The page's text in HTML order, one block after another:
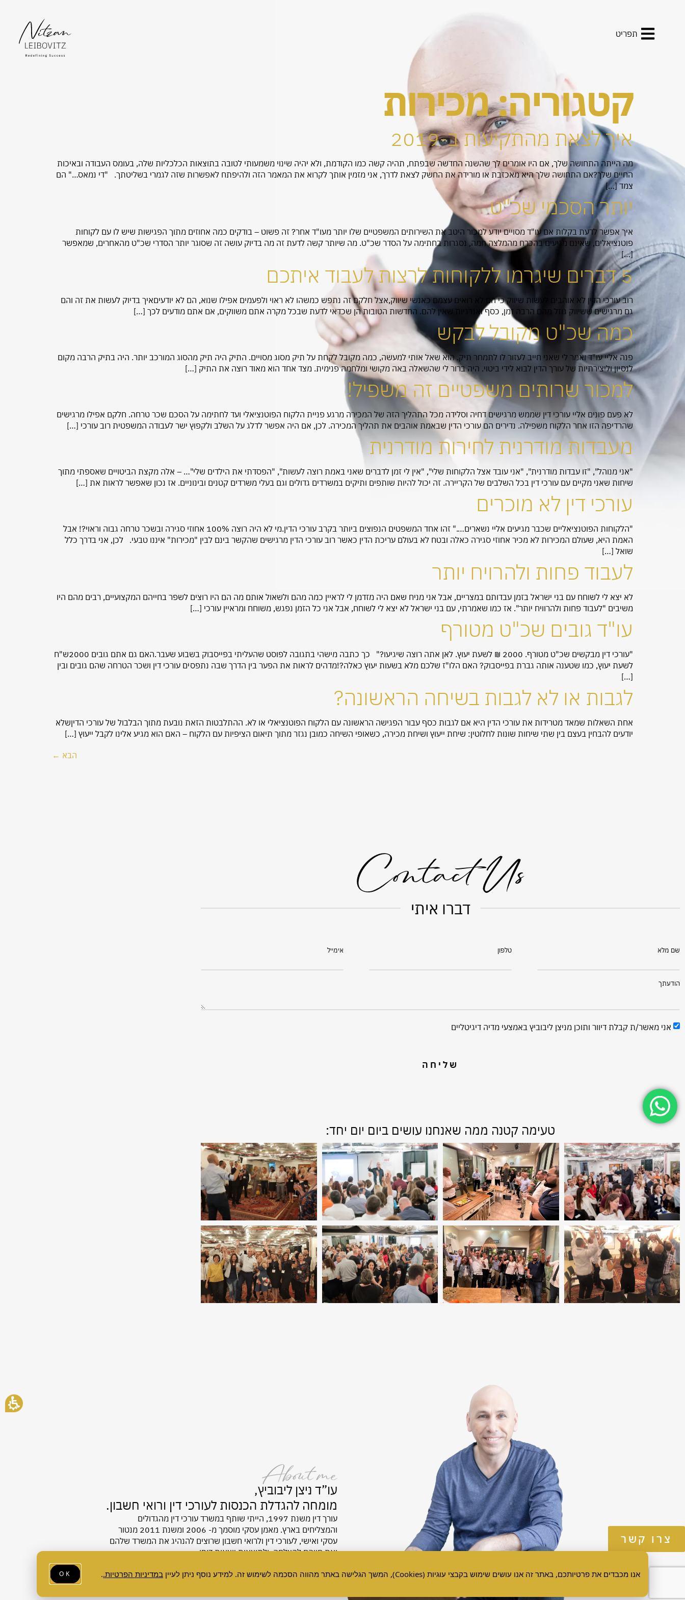
תפריט
צרו קשר
קטגוריה:מכירות
איך לצאת מהתקיעות ב-2019
מה הייתה התחושה שלך, אם היו אומרים לך שהשנה החדשה שבפתח, תהיה קשה כמו הקודמת, ולא יהיה שינוי משמעותי לטובה בתוצאות הכלכליות שלה, בעומס העבודה ובאיכות
החיים שלך?אם התחושה שלך היא מאכזבת או מורידה את החשק לצאת לדרך, אני מזמין אותך לקרוא את המאמר הזה ולהיפתח לאפשרות שזה לגמרי בשליטתך. "די נמאס…" הם
צמד […]
יותר הסכמי שכ"ט
איך אפשר לדעת בקלות אם עו"ד מסויים יודע למכור היטב את השירותים המשפטיים שלו יותר מעו"ד אחר? זה פשוט – בודקים כמה אחוזים מתוך הפגישות שיש לו עם לקוחות
פוטנציאלים, שאינם מגיעים בהכרח מהמלצה חמה, נסגרות בחתימה על הסדר שכ"ט. מה שיותר קשה לדעת זה מה בדיוק עושה זה שסוגר יותר הסדרי שכ"ט מהאחרים, שמאפשר
[…]
5 דברים שיגרמו ללקוחות לרצות לעבוד איתכם
רוב עורכי הדין לא אוהבים לעשות שיווק כי הם לא רואים עצמם כאנשי שיווק,אצל חלקם זה נתפש כמשהו לא ראוי ולפעמים אפילו שנוא, הם לא יודעיםאיך בדיוק לעשות את זה והם
גם מרגישים ששיווק גוזל מהם הרבה זמן, כסף ואנרגיות שאין להם. החדשות הטובות הן שכדאי לדעת שבכל מקרה אתם משווקים, אם אתם מודעים לכך […]
כמה שכ"ט מקובל לבקש
פנה אליי עו"ד ואמר לי שאני חייב לעזור לו לתמחר תיק. הוא שאל אותי למעשה, כמה מקובל לקחת על תיק מסוג מסויים. התיק היה תיק מהסוג המורכב יותר. היה בתיק הרבה מקום
לנסיון וליצירתיות של עורך הדין לבוא לידי ביטוי. היה ברור לי שהשאלה באה מקושי ומלחמה פנימית. מצד אחד הוא מאוד רוצה את התיק […]
למכור שרותים משפטיים זה משפיל!
לא פעם פונים אליי עורכי דין שממש מרגישים דחיה וסלידה מכל התהליך הזה של המכירה מרגע פניית הלקוח הפוטנציאלי ועד לחתימה על הסכם שכר טרחה. חלקם אפילו מרגישים
שהרדיפה הזו אחר הלקוח משפילה. נדירים הם עורכי הדין שבאמת אוהבים את תהליך המכירה. לכן, אם היה אפשר לדלג על השלב ולקפוץ ישר לעבודה המשפטית רוב עורכי […]
מעבדות מודרנית לחירות מודרנית
"אני מנוהל", "זו עבדות מודרנית", "אני עובד אצל הלקוחות שלי", "אין לי זמן לדברים שאני באמת רוצה לעשות", "הפסדתי את הילדים שלי"… – אלה מקצת הביטויים שאספתי מתוך
שיחות שאני מקיים עם עורכי דין בכל השלבים של הקריירה. זה יכול להיות שותפים ותיקים במשרדים גדולים וגם בעלי משרדים קטנים ובינוניים. אז נכון שאפשר לראות את […]
עורכי דין לא מוכרים
"הלקוחות הפוטנציאליים שכבר מגיעים אליי נשארים…." זהו אחד המשפטים הנפוצים ביותר בקרב עורכי הדין.מי לא היה רוצה 100% אחוזי סגירה ובשכר טרחה גבוה וראוי?! אבל
האמת היא, שעולם המכירות לא מכיר אחוזי סגירה כאלה ובטח לא בעולם עריכת הדין כאשר רוב עורכי הדין מרגישים שהקשר בינם לבין "מכירות" איננו טבעי. לכן, אני בדרך כלל
שואל […]
לעבוד פחות ולהרויח יותר
לא יצא לי לשוחח עם בני ישראל בזמן עבדותם במצריים, אבל אני מניח שאם היה מזדמן לי לראיין כמה מהם ולשאול אותם מה הם היו רוצים לשפר בחייהם המקצועיים, רבים מהם היו
משיבים "לעבוד פחות ולהרוויח יותר". אז כמו שאמרתי, עם בני ישראל לא יצא לי לשוחח, אבל אני כל הזמן נפגש, משוחח ומראיין עורכי […]
עו"ד גובים שכ"ט מטורף
"עורכי דין מבקשים שכ"ט מטורף. 2000 ₪ לשעת יעוץ. לאן אתה רוצה שיגיעו?" כך כתבה מישהי בתגובה לפוסט שהעליתי בפייסבוק בשבוע שעבר.האם גם אתם גובים 2000ש"ח
לשעת יעוץ, כמו שטענה אותה גברת בפייסבוק? האם הלו"ז שלכם מלא בשעות יעוץ כאלה?!מדהים לראות את הפער בין הדרך שבה נתפסים עורכי דין ושכר הטרחה שהם גובים ובין
[…]
לגבות או לא לגבות בשיחה הראשונה?
אחת השאלות שמאד מטרידות את עורכי הדין היא אם לגבות כסף עבור הפגישה הראשונה עם הלקוח הפוטנציאלי או לא. ההתלבטות הזאת נובעת מתוך הבלבול של עורכי הדיןשלא
יודעים להבחין בעצם בין שתי שיחות שונות לחלוטין: שיחת ייעוץ ושיחת מכירה, כשאופי השיחה כמובן נגזר מתוך תיאום הציפיות עם הלקוח – האם הוא מגיע אלינו לקבל ייעוץ […]
הבא ←
Contact Us
דברו איתי
שם מלא טלפון אימייל
הודעתך
אני מאשר/ת קבלת דיוור ותוכן מניצן ליבוביץ באמצעי מדיה דיגיטליים
שליחה
טעימה קטנה ממה שאנחנו עושים ביום יום יחד:
About me
עו”ד ניצן ליבוביץ,
מומחה להגדלת הכנסות לעורכי דין ורואי חשבון.
עורך דין משנת 1997
, הייתי שותף במשרד עורכי דין מהגדולים
והמצליחים בארץ. מאמן עסקי מוסמך מ- 2006 ומשנת 2011
מנטור
עסקי ואישי, לעורכי דין ולרואי חשבון שרוצים להנהיג את המשרד שלהם
ואת חייהם להצלחה, ולתוצאות יוצאות דופן.
מדיניות הפרטיות אנו מכבדים את פרטיותכם, באתר זה אנו עושים שימוש בקבצי עוגיות (Cookies), המשך הגלישה באתר מהווה הסכמה לשימוש זה. למידע נוסף ניתן לעיין במדיניות הפרטיות..
OK